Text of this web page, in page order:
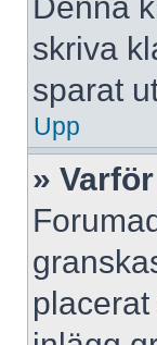
skriva
sparat
Upp
»